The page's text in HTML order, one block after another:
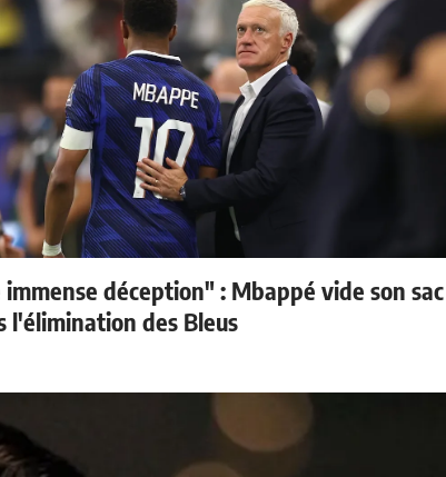
déception" : Mbappé vide son sac
l'élimination des Bleus